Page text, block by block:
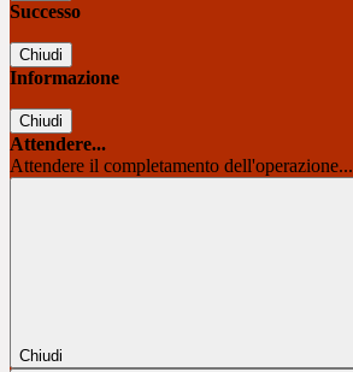
Successo
Chiudi
Informazione
Chiudi
Attendere...
Attendere il completamento dell'operazione...
Chiudi